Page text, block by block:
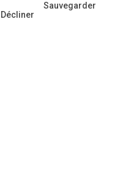
Décliner
Sauvegarder